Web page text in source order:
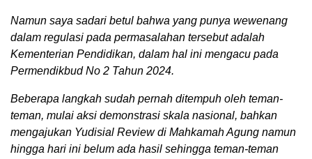
Namun saya sadari betul bahwa yang punya wewenang
dalam regulasi pada permasalahan tersebut adalah
Kementerian Pendidikan, dalam hal ini mengacu pada
Permendikbud No 2 Tahun 2024.
Beberapa langkah sudah pernah ditempuh oleh teman-
teman, mulai aksi demonstrasi skala nasional, bahkan
mengajukan Yudisial Review di Mahkamah Agung namun
hingga hari ini belum ada hasil sehingga teman-teman